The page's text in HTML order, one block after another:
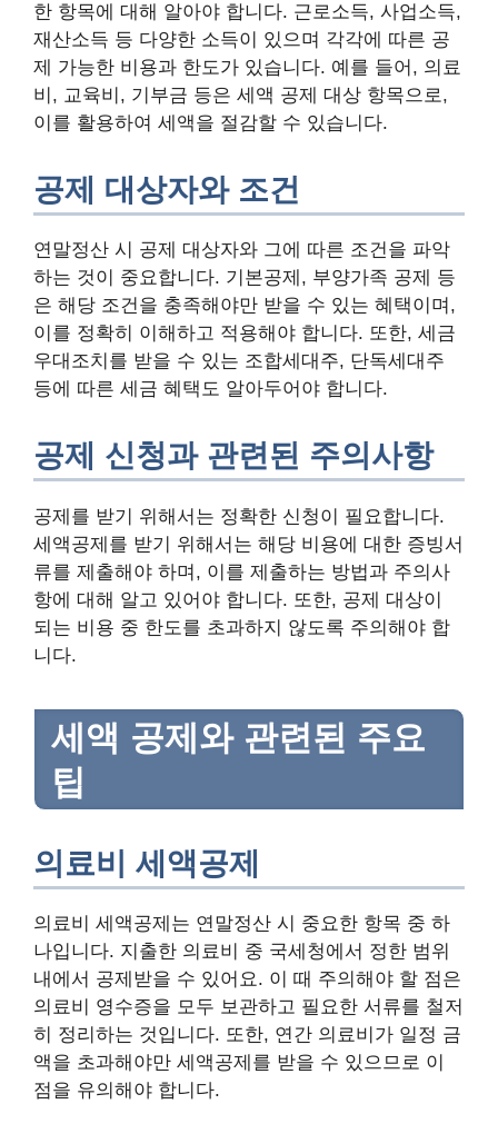
한 항목에 대해 알아야 합니다. 근로소득, 사업소득,
재산소득 등 다양한 소득이 있으며 각각에 따른 공
제 가능한 비용과 한도가 있습니다. 예를 들어, 의료
비, 교육비, 기부금 등은 세액 공제 대상 항목으로,
이를 활용하여 세액을 절감할 수 있습니다.
공제 대상자와 조건
연말정산 시 공제 대상자와 그에 따른 조건을 파악
하는 것이 중요합니다. 기본공제, 부양가족 공제 등
은 해당 조건을 충족해야만 받을 수 있는 혜택이며,
이를 정확히 이해하고 적용해야 합니다. 또한, 세금
우대조치를 받을 수 있는 조합세대주, 단독세대주
등에 따른 세금 혜택도 알아두어야 합니다.
공제 신청과 관련된 주의사항
공제를 받기 위해서는 정확한 신청이 필요합니다.
세액공제를 받기 위해서는 해당 비용에 대한 증빙서
류를 제출해야 하며, 이를 제출하는 방법과 주의사
항에 대해 알고 있어야 합니다. 또한, 공제 대상이
되는 비용 중 한도를 초과하지 않도록 주의해야 합
니다.
세액 공제와 관련된 주요
팁
의료비 세액공제
의료비 세액공제는 연말정산 시 중요한 항목 중 하
나입니다. 지출한 의료비 중 국세청에서 정한 범위
내에서 공제받을 수 있어요. 이 때 주의해야 할 점은
의료비 영수증을 모두 보관하고 필요한 서류를 철저
히 정리하는 것입니다. 또한, 연간 의료비가 일정 금
액을 초과해야만 세액공제를 받을 수 있으므로 이
점을 유의해야 합니다.